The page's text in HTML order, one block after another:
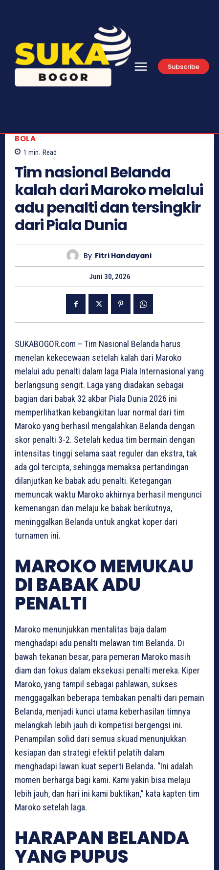
Subscribe
BOLA
1 min. Read
Tim nasional Belanda
kalah dari Maroko melalui
adu penalti dan tersingkir
dari Piala Dunia
By Fitri Handayani
Juni 30, 2026
SUKABOGOR.com – Tim Nasional Belanda harus
menelan kekecewaan setelah kalah dari Maroko
melalui adu penalti dalam laga Piala Internasional yang
berlangsung sengit. Laga yang diadakan sebagai
bagian dari babak 32 akbar Piala Dunia 2026 ini
memperlihatkan kebangkitan luar normal dari tim
Maroko yang berhasil mengalahkan Belanda dengan
skor penalti 3-2. Setelah kedua tim bermain dengan
intensitas tinggi selama saat reguler dan ekstra, tak
ada gol tercipta, sehingga memaksa pertandingan
dilanjutkan ke babak adu penalti. Ketegangan
memuncak waktu Maroko akhirnya berhasil mengunci
kemenangan dan melaju ke babak berikutnya,
meninggalkan Belanda untuk angkat koper dari
turnamen ini.
MAROKO MEMUKAU
DI BABAK ADU
PENALTI
Maroko menunjukkan mentalitas baja dalam
menghadapi adu penalti melawan tim Belanda. Di
bawah tekanan besar, para pemeran Maroko masih
diam dan fokus dalam eksekusi penalti mereka. Kiper
Maroko, yang tampil sebagai pahlawan, sukses
menggagalkan beberapa tembakan penalti dari pemain
Belanda, menjadi kunci utama keberhasilan timnya
melangkah lebih jauh di kompetisi bergengsi ini.
Penampilan solid dari semua skuad menunjukkan
kesiapan dan strategi efektif pelatih dalam
menghadapi lawan kuat seperti Belanda. “Ini adalah
momen berharga bagi kami. Kami yakin bisa melaju
lebih jauh, dan hari ini kami buktikan,” kata kapten tim
Maroko setelah laga.
HARAPAN BELANDA
YANG PUPUS